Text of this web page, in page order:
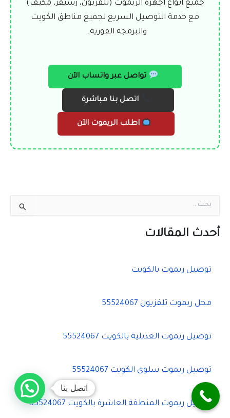
جميع أنواع أجهزة الريموت (تلفزيون، رسيفر، مكيف)
مع خدمة التوصيل السريع لجميع مناطق الكويت
والبرمجة الفورية.
تواصل عبر واتساب الآن
اتصل بنا مباشرة
اطلب الريموت الآن
ح
أحدث المقالات
توصيل ريموت بالكويت
محل ريموت تلفزيون 55524067
توصيل ريموت العديلية بالكويت 55524067
توصيل ريموت سلوى الكويت 55524067
توصيل ريموت المنطقة العاشرة بالكويت 55524067
اتصل بنا